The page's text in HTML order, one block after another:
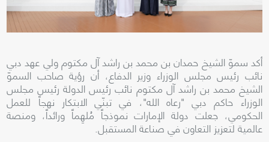
أكد سموّ الشيخ حمدان بن محمد بن راشد آل مكتوم ولي عهد دبي
نائب رئيس مجلس الوزراء وزير الدفاع، أن رؤية صاحب السموّ
الشيخ محمد بن راشد آل مكتوم نائب رئيس الدولة رئيس مجلس
الوزراء حاكم دبي "رعاه الله"، في تبنّي الابتكار نهجاً للعمل
الحكومي، جعلت دولة الإمارات نموذجاً مُلهِماً ورائداً، ومنصة
عالمية لتعزيز التعاون في صناعة المستقبل.